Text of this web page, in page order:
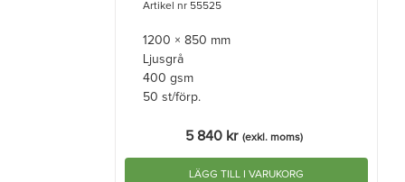
Artikel nr 55525
1200 × 850 mm
Ljusgrå
400 gsm
50 st/förp.
5 840 kr (exkl. moms)
LÄGG TILL I VARUKORG